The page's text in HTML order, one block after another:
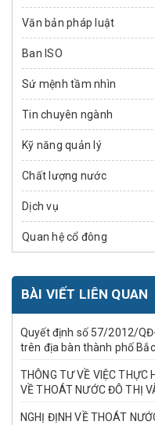
Văn bản pháp luật
Ban ISO
Sứ mệnh tầm nhìn
Tin chuyên ngành
Kỹ năng quản lý
Chất lượng nước
Dịch vụ
Quan hệ cổ đông
BÀI VIẾT LIÊN QUAN
Quyết định số 57/2012/
trên địa bàn thành phố
THÔNG TƯ VỀ VIỆC THỰC
VỀ THOÁT NƯỚC ĐÔ THỊ
NGHỊ ĐỊNH VỀ THOÁT